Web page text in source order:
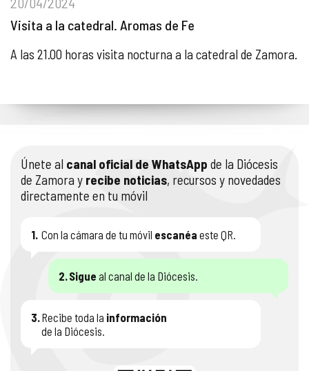
Visita a la catedral. Aromas de Fe
A las 21.00 horas visita nocturna a la catedral de Zamora.
Únete al canal oficial de WhatsApp de la Diócesis
de Zamora y recibe noticias, recursos y novedades
directamente en tu móvil
1. Con la cámara de tu móvil escanéa este QR.
2.Sigue al canal de la Diócesis.
3.Recibe toda la información
de la Diócesis.